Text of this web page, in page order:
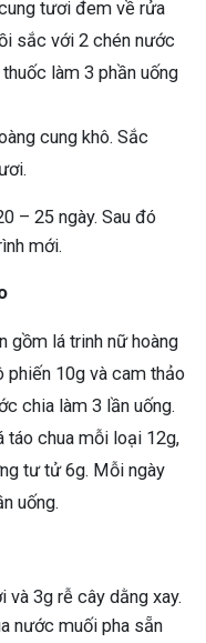
tươi đem về rửa
sắc với 2 chén nước
làm 3 phần uống
cung khô. Sắc
– 25 ngày. Sau đó
mới.
gồm lá trinh nữ hoàng
phiến 10g và cam thảo
chia làm 3 lần uống.
táo chua mỗi loại 12g,
tư tử 6g. Mỗi ngày
uống.
và 3g rễ cây dằng xay.
nước muối pha sẵn